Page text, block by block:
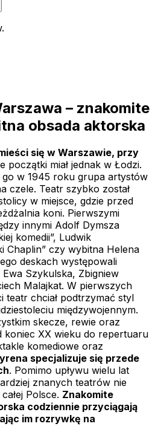
– znakomite
obsada aktorska
się w Warszawie, przy
początki miał jednak w Łodzi.
go w 1945 roku grupa artystów
czele. Teatr szybko został
w miejsce, gdzie przed
koni. Pierwszymi
innymi Adolf Dymsza
komedii”, Ludwik
Chaplin” czy wybitna Helena
deskach występowali
Szykulska, Zbigniew
Malajkat. W pierwszych
teatr chciał podtrzymać styl
międzywojennym.
skecze, rewie oraz
koniec XX wieku do repertuaru
komediowe oraz
specjalizuje się przede
. Pomimo upływu wielu lat
znanych teatrów nie
Polsce. Znakomite
codziennie przyciągają
im rozrywkę na